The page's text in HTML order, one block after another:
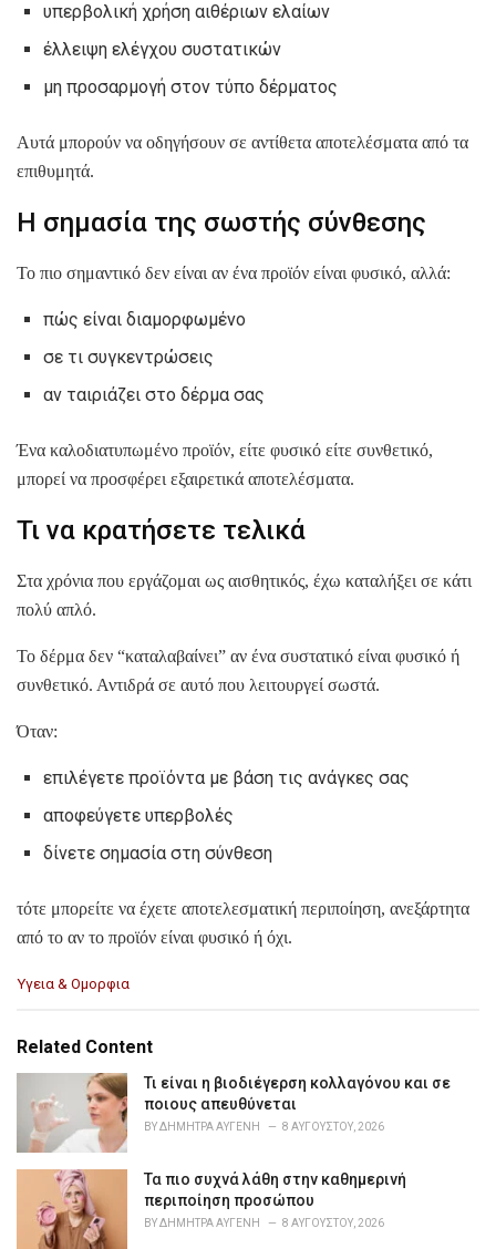
υπερβολική χρήση αιθέριων ελαίων
έλλειψη ελέγχου συστατικών
μη προσαρμογή στον τύπο δέρματος
Αυτά μπορούν να οδηγήσουν σε αντίθετα αποτελέσματα από τα
επιθυμητά.
Η σημασία της σωστής σύνθεσης
Το πιο σημαντικό δεν είναι αν ένα προϊόν είναι φυσικό, αλλά:
πώς είναι διαμορφωμένο
σε τι συγκεντρώσεις
αν ταιριάζει στο δέρμα σας
Ένα καλοδιατυπωμένο προϊόν, είτε φυσικό είτε συνθετικό,
μπορεί να προσφέρει εξαιρετικά αποτελέσματα.
Τι να κρατήσετε τελικά
Στα χρόνια που εργάζομαι ως αισθητικός, έχω καταλήξει σε κάτι
πολύ απλό.
Το δέρμα δεν “καταλαβαίνει” αν ένα συστατικό είναι φυσικό ή
συνθετικό. Αντιδρά σε αυτό που λειτουργεί σωστά.
Όταν:
επιλέγετε προϊόντα με βάση τις ανάγκες σας
αποφεύγετε υπερβολές
δίνετε σημασία στη σύνθεση
τότε μπορείτε να έχετε αποτελεσματική περιποίηση, ανεξάρτητα
από το αν το προϊόν είναι φυσικό ή όχι.
C
e
Υγεια & Ομορφια
Related Content
Τι είναι η βιοδιέγερση κολλαγόνου και σε
ποιους απευθύνεται
BYΔΉΜΗΤΡΑ ΑΥΓΈΝΗ 8 ΑΥΓΟΎΣΤΟΥ, 2026
Τα πιο συχνά λάθη στην καθημερινή
περιποίηση προσώπου
BYΔΉΜΗΤΡΑ ΑΥΓΈΝΗ 8 ΑΥΓΟΎΣΤΟΥ, 2026